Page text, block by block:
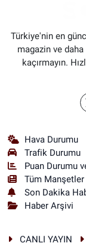
Türkiye'nin en
magazin ve
kaçırmayın.
Hava Durumu
Trafik Durumu
Puan Durumu
Tüm Manşetler
Son Dakika
Haber Arşivi
CANLI YAYIN